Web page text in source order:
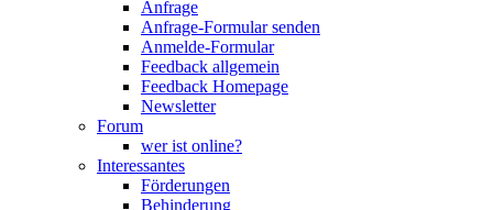
Anfrage
Anfrage-Formular senden
Anmelde-Formular
Feedback allgemein
Feedback Homepage
Newsletter
Forum
wer ist online?
Interessantes
Förderungen
Behinderung